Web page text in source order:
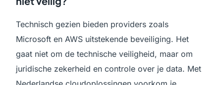
Technisch gezien bieden providers zoals
Microsoft en AWS uitstekende beveiliging. Het
gaat niet om de technische veiligheid, maar om
juridische zekerheid en controle over je data. Met